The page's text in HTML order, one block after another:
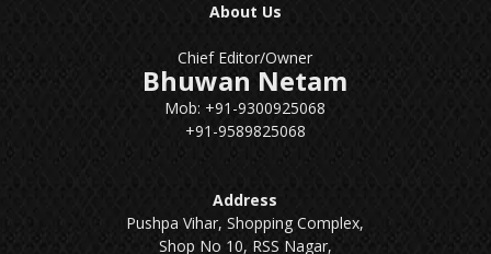
About Us
Chief Editor/Owner
Bhuwan Netam
Mob: +91-9300925068
+91-9589825068
Address
Pushpa Vihar, Shopping Complex,
Shop No 10, RSS Nagar,